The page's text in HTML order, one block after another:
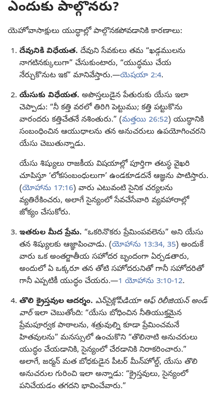
ఎందుకు పాల్గొనరు?
యెహోవాసాక్షులు యుద్ధాల్లో పాల్గొనకపోవడానికి కారణాలు:
దేవునికి విధేయత. దేవుని సేవకులు తమ “ఖడ్గములను
నాగటినక్కులుగా” చేసుకుంటారు, “యుద్ధము చేయ
నేర్చుకొనుట ఇక” మానివేస్తారు.—యెషయా 2:4.
యేసుకు విధేయత. అపొస్తలుడైన పేతురుకు యేసు ఇలా
చెప్పాడు: “నీ కత్తి వరలో తిరిగి పెట్టుము; కత్తి పట్టుకొను
వారందరు కత్తిచేతనే నశింతురు.” (మత్తయి 26:52) యుద్ధానికి
సంబంధించిన ఆయుధాలను తన అనుచరులు ఉపయోగించరని
యేసు చెబుతున్నాడు.
యేసు శిష్యులు రాజకీయ విషయాల్లో పూర్తిగా తటస్థ వైఖరి
చూపిస్తూ ‘లోకసంబంధులుగా’ ఉండకూడదనే ఆజ్ఞను పాటిస్తారు.
(యోహాను 17:16) వారు ఎటువంటి సైనిక చర్యలను
వ్యతిరేకించరు, అలాగే సైన్యంలో సేవచేసేవారి వ్యవహారాల్లో
జోక్యం చేసుకోరు.
ఇతరుల మీద ప్రేమ. “ఒకరినొకరు ప్రేమింపవలెను” అని యేసు
తన శిష్యులకు ఆజ్ఞాపించాడు. (యోహాను 13:34, 35) అందుకే
వారు ఒక అంతర్జాతీయ సహోదర బృందంగా ఏర్పడతారు,
అందులో ఏ ఒక్కరూ తన తోటి సహోదరునితో గానీ సహోదరితో
గానీ ఎప్పటికీ యుద్ధం చేయరు.—1 యోహాను 3:10-12.
తొలి క్రైస్తవుల ఆదర్శం. ఎన్‌సైక్లోపీడియా ఆఫ్‌ రిలీజియన్‌ అండ్‌
వార్‌ఇలా చెబుతోంది: “యేసు బోధించిన నీతియుక్తమైన
ప్రేమపూర్వక పాఠాలను, శత్రువుల్ని కూడా ప్రేమించమనే
హితవులను” మనస్సులో ఉంచుకొని “తొలినాటి అనుచరులు
యుద్ధం చేయడానికి, సైన్యంలో చేరడానికి నిరాకరించారు.”
అలాగే, జర్మన్‌ మత బోధకుడైన పీటర్‌ మీన్‌హోల్డ్‌, యేసు తొలి
అనుచరుల గురించి ఇలా అన్నాడు: “క్రైస్తవులు, సైన్యంలో
పనిచేయడం తగదని భావించేవారు.”